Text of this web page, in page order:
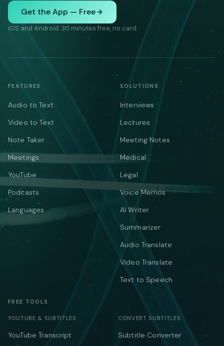
Get the App — Free
iOS and Android. 30 minutes free, no card.
FEATURES
Audio to Text
Video to Text
Note Taker
Meetings
YouTube
Podcasts
Languages
SOLUTIONS
Interviews
Lectures
Meeting Notes
Medical
Legal
Voice Memos
AI Writer
Summarizer
Audio Translate
Video Translate
Text to Speech
FREE TOOLS
YOUTUBE & SUBTITLES
YouTube Transcript
CONVERT SUBTITLES
Subtitle Converter